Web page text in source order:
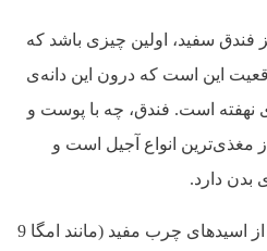
سفید، اولین چیزی باشد که
این است که درون این دانه‌ی
نهفته است. فندق، چه با پوست و
انواع آجیل است و
بدن دارد.
مغز فندق سفید سرشار از اسیدهای چرب مفید (مانند امگا 9